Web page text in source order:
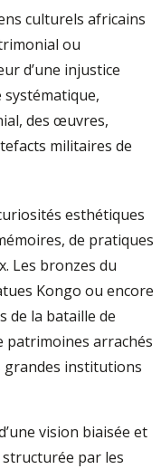
culturels africains
ou
d’une injustice
des œuvres,
militaires de
esthétiques
de pratiques
Les bronzes du
Kongo ou encore
de la bataille de
patrimoines arrachés
grandes institutions
vision biaisée et
par les